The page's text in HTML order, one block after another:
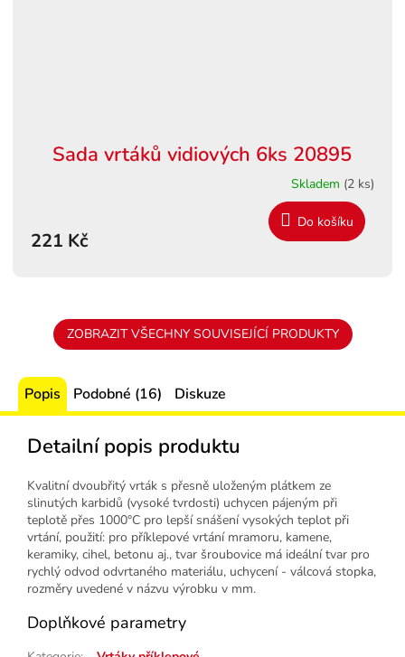
Sada vrtáků vidiových 6ks 20895
Skladem (2 ks)
221 Kč
Do košíku
ZOBRAZIT VŠECHNY SOUVISEJÍCÍ PRODUKTY
Popis Podobné (16) Diskuze
Detailní popis produktu
Kvalitní dvoubřitý vrták s přesně uloženým plátkem ze
slinutých karbidů (vysoké tvrdosti) uchycen pájeným při
teplotě přes 1000°C pro lepší snášení vysokých teplot při
vrtání, použití: pro příklepové vrtání mramoru, kamene,
keramiky, cihel, betonu aj., tvar šroubovice má ideální tvar pro
rychlý odvod odvrtaného materiálu, uchycení - válcová stopka,
rozměry uvedené v názvu výrobku v mm.
Doplňkové parametry